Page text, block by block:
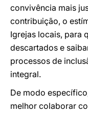
convivência mais
contribuição, o
Igrejas locais, para
descartados e
processos de
integral.
De modo
melhor colaborar